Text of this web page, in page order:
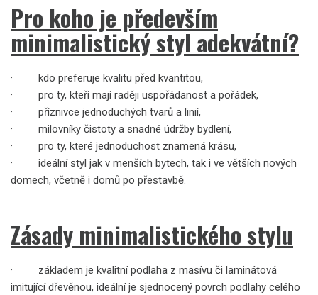
Pro koho je především
minimalistický styl adekvátní?
· kdo preferuje kvalitu před kvantitou,
· pro ty, kteří mají raději uspořádanost a pořádek,
· příznivce jednoduchých tvarů a linií,
· milovníky čistoty a snadné údržby bydlení,
· pro ty, které jednoduchost znamená krásu,
· ideální styl jak v menších bytech, tak i ve větších nových
domech, včetně i domů po přestavbě.
Zásady minimalistického stylu
· základem je kvalitní podlaha z masívu či laminátová
imitující dřevěnou, ideální je sjednocený povrch podlahy celého